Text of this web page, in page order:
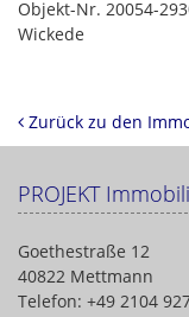
Objekt-Nr. 20054-
Wickede
Zurück zu den
PROJEKT
Goethestraße 12
40822 Mettmann
Telefon: +49 2104